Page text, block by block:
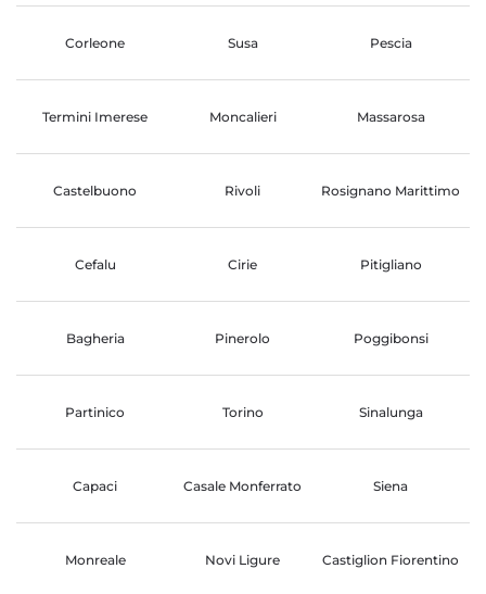
Corleone Susa Pescia
Termini Imerese Moncalieri Massarosa
Castelbuono Rivoli Rosignano Marittimo
Cefalu Cirie Pitigliano
Bagheria Pinerolo Poggibonsi
Partinico Torino Sinalunga
Capaci Casale Monferrato Siena
Monreale Novi Ligure Castiglion Fiorentino